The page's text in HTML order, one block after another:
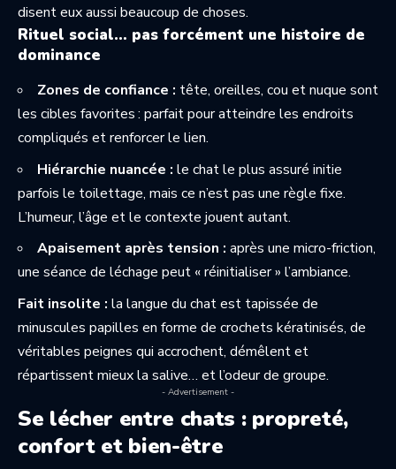
disent eux aussi beaucoup de choses.
Rituel social… pas forcément une histoire de
dominance
Zones de confiance : tête, oreilles, cou et nuque sont
les cibles favorites : parfait pour atteindre les endroits
compliqués et renforcer le lien.
Hiérarchie nuancée : le chat le plus assuré initie
parfois le toilettage, mais ce n’est pas une règle fixe.
L’humeur, l’âge et le contexte jouent autant.
Apaisement après tension : après une micro-friction,
une séance de léchage peut « réinitialiser » l’ambiance.
Fait insolite : la langue du chat est tapissée de
minuscules papilles en forme de crochets kératinisés, de
véritables peignes qui accrochent, démêlent et
répartissent mieux la salive… et l’odeur de groupe.
- Advertisement -
Se lécher entre chats : propreté,
confort et bien-être